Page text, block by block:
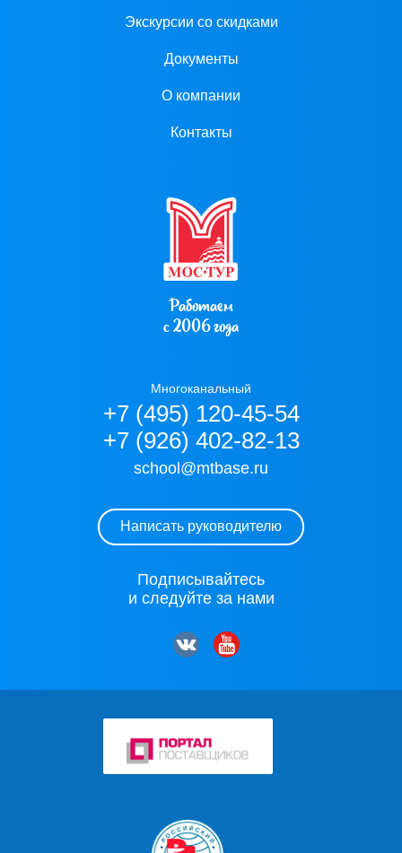
Экскурсии со скидками
Документы
О компании
Контакты
Работаем
с 2006 года
Многоканальный
+7 (495) 120-45-54
+7 (926) 402-82-13
school@mtbase.ru
Написать руководителю
Подписывайтесь
и следуйте за нами